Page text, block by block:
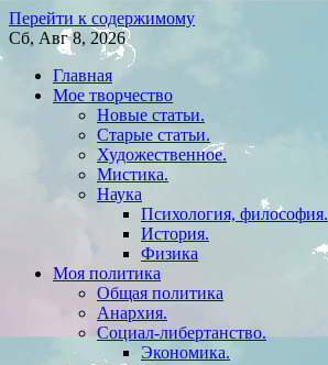
Перейти к содержимому
Сб, Авг 8, 2026
Главная
Мое творчество
Новые статьи.
Старые статьи.
Художественное.
Мистика.
Наука
Психология, философия.
История.
Физика
Моя политика
Общая политика
Анархия.
Социал-либертанство.
Экономика.